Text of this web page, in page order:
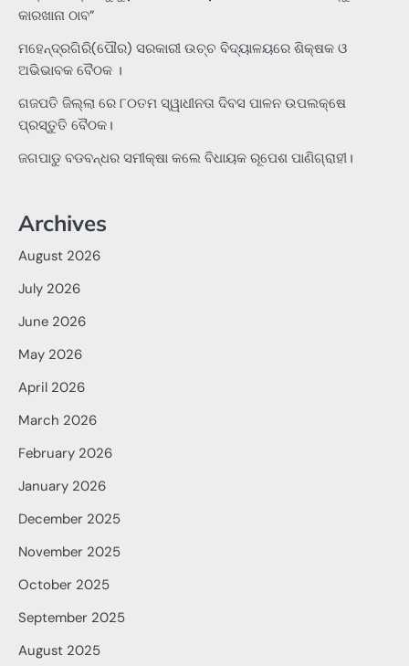
କାରଖାନା ଠାବ”
ମହେନ୍ଦ୍ରଗିରି(ପୌର) ସରକାରୀ ଉଚ୍ଚ ବିଦ୍ୟାଳୟରେ ଶିକ୍ଷକ ଓ
ଅଭିଭାବକ ବୈଠକ ।
ଗଜପତି ଜିଲ୍ଲା ରେ ୮୦ତମ ସ୍ୱାଧୀନତା ଦିବସ ପାଳନ ଉପଲକ୍ଷେ
ପ୍ରସ୍ତୁତି ବୈଠକ।
ଜଗପାଡୁ ବଡବନ୍ଧର ସମୀକ୍ଷା କଲେ ବିଧାୟକ ରୂପେଶ ପାଣିଗ୍ରାହୀ।
Archives
August 2026
July 2026
June 2026
May 2026
April 2026
March 2026
February 2026
January 2026
December 2025
November 2025
October 2025
September 2025
August 2025